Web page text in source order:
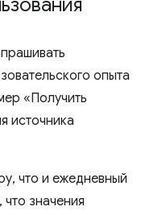
опыта
«Получить
источника
что и ежедневный
значения